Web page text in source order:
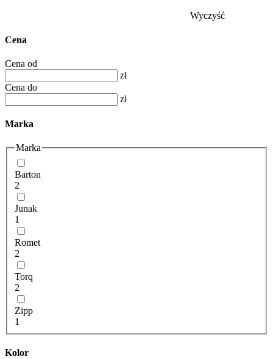
Wyczyść
Cena
Cena od
zł
Cena do
zł
Marka
Marka
Barton
2
Junak
1
Romet
2
Torq
2
Zipp
1
Kolor